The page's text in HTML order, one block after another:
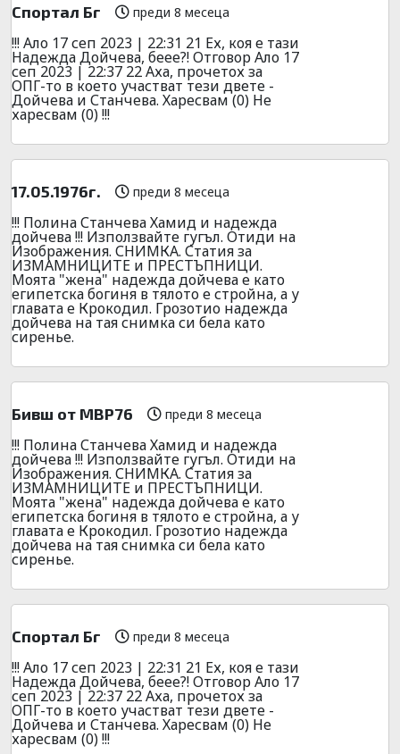
Спортал Бг преди 8 месеца
!!! Ало 17 сеп 2023 | 22:31 21 Ех, коя е тази
Надежда Дойчева, беее?! Отговор Ало 17
сеп 2023 | 22:37 22 Аха, прочетох за
ОПГ-то в което участват тези двете -
Дойчева и Станчева. Харесвам (0) Не
харесвам (0) !!!
17.05.1976г. преди 8 месеца
!!! Полина Станчева Хамид и надежда
дойчева !!! Използвайте гугъл. Отиди на
Изображения. СНИМКА. Статия за
ИЗМАМНИЦИТЕ и ПРЕСТЪПНИЦИ.
Моята "жена" надежда дойчева е като
египетска богиня в тялото е стройна, а у
главата е Крокодил. Грозотио надежда
дойчева на тая снимка си бела като
сиренье.
Бивш от МВР76 преди 8 месеца
!!! Полина Станчева Хамид и надежда
дойчева !!! Използвайте гугъл. Отиди на
Изображения. СНИМКА. Статия за
ИЗМАМНИЦИТЕ и ПРЕСТЪПНИЦИ.
Моята "жена" надежда дойчева е като
египетска богиня в тялото е стройна, а у
главата е Крокодил. Грозотио надежда
дойчева на тая снимка си бела като
сиренье.
Спортал Бг преди 8 месеца
!!! Ало 17 сеп 2023 | 22:31 21 Ех, коя е тази
Надежда Дойчева, беее?! Отговор Ало 17
сеп 2023 | 22:37 22 Аха, прочетох за
ОПГ-то в което участват тези двете -
Дойчева и Станчева. Харесвам (0) Не
харесвам (0) !!!